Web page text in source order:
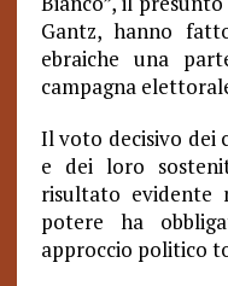
Gantz, hanno
ebraiche una
campagna
Il voto decisivo dei
e dei loro
risultato evidente
potere ha
approccio politico